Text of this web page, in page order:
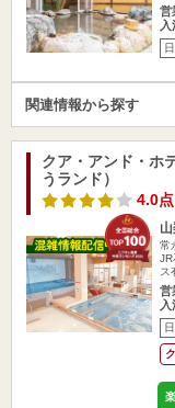
営
関連情報から探す
クア・アンド・ホ
うランド）
4.0点
常
JR
ス
営